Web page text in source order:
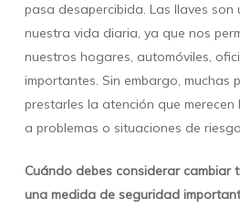
pasa desapercibida. Las llaves son
nuestra vida diaria, ya que nos
nuestros hogares, automóviles,
importantes. Sin embargo, muchas
prestarles la atención que
a problemas o situaciones de
Cuándo debes considerar cambiar
una medida de seguridad